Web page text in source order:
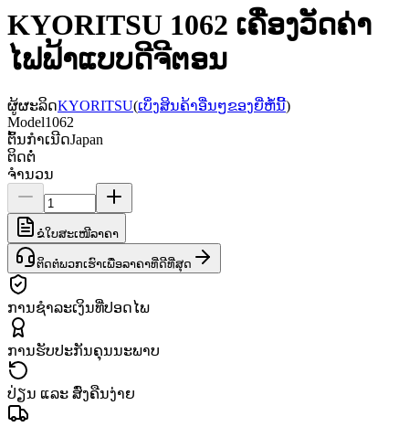
KYORITSU 1062 ເຄື່ອງວັດຄ່າ
ໄຟຟ້າແບບດີຈີຕອນ
ຜູ້ຜະລິດKYORITSU(ເບິ່ງສິນຄ້າອື່ນໆຂອງຍີ່ຫໍ້ນີ້)
Model1062
ຕົ້ນກຳເນີດJapan
ຕິດຕໍ່
ຈຳນວນ
ຂໍໃບສະເໜີລາຄາ
ຕິດຕໍ່ພວກເຮົາເພື່ອລາຄາທີ່ດີທີ່ສຸດ
ການຊຳລະເງິນທີ່ປອດໄພ
ການຮັບປະກັນຄຸນນະພາບ
ປ່ຽນ ແລະ ສົ່ງຄືນງ່າຍ